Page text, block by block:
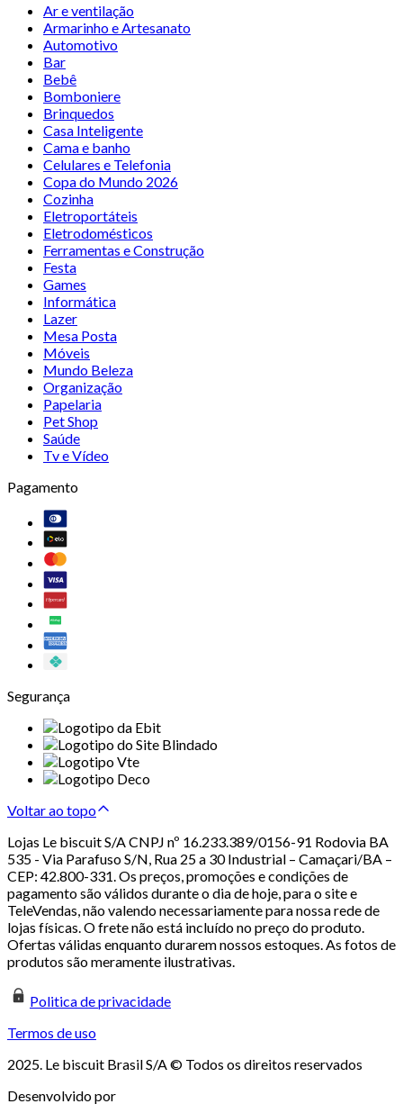
Ar e ventilação
Armarinho e Artesanato
Automotivo
Bar
Bebê
Bomboniere
Brinquedos
Casa Inteligente
Cama e banho
Celulares e Telefonia
Copa do Mundo 2026
Cozinha
Eletroportáteis
Eletrodomésticos
Ferramentas e Construção
Festa
Games
Informática
Lazer
Mesa Posta
Móveis
Mundo Beleza
Organização
Papelaria
Pet Shop
Saúde
Tv e Vídeo
Pagamento
Segurança
Voltar ao topo
Lojas Le biscuit S/A CNPJ nº 16.233.389/0156-91 Rodovia BA
535 - Via Parafuso S/N, Rua 25 a 30 Industrial – Camaçari/BA –
CEP: 42.800-331. Os preços, promoções e condições de
pagamento são válidos durante o dia de hoje, para o site e
TeleVendas, não valendo necessariamente para nossa rede de
lojas físicas. O frete não está incluído no preço do produto.
Ofertas válidas enquanto durarem nossos estoques. As fotos de
produtos são meramente ilustrativas.
Politica de privacidade
Termos de uso
2025. Le biscuit Brasil S/A © Todos os direitos reservados
Desenvolvido por